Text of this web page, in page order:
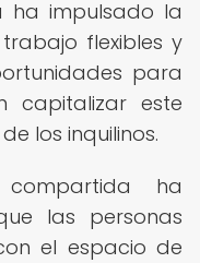
ha impulsado la
flexibles y
para
capitalizar este
los inquilinos.
ha
las personas
el espacio de